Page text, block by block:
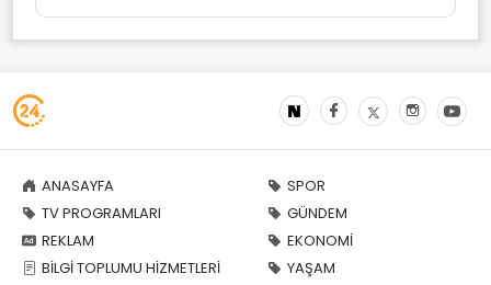
ANASAYFA
TV PROGRAMLARI
REKLAM
BİLGİ TOPLUMU HİZMETLERİ
SPOR
GÜNDEM
EKONOMİ
YAŞAM